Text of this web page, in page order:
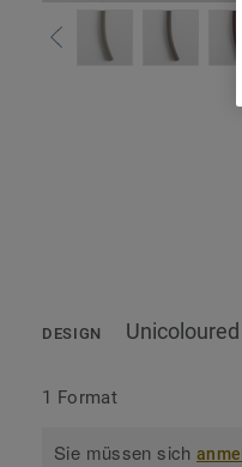
DESIGN
1 Format
Sie müssen sich